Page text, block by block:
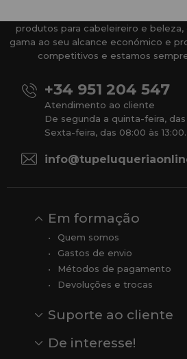
produtos para cabeleireiro e
gama ao seu alcance económico e
competitivos e estamos
+34 951 204 547
Atendimento ao cliente
De segunda a quinta-feira, das
Sexta-feira, das 08:00 às 13:00.
Em formação
Quem somos
Gastos de envio
Métodos de pagamento
Devoluções e trocas
Suporte ao cliente
Comentários
Comentários do Google
De interesse!